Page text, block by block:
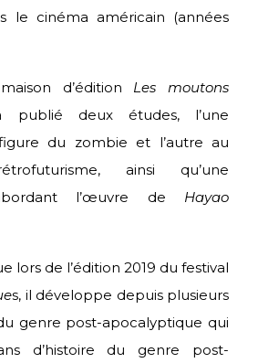
le cinéma américain (années
d’édition Les moutons
deux études, l’une
du zombie et l’autre au
ainsi qu’une
l’œuvre de Hayao
lors de l’édition 2019 du festival
s, il développe depuis plusieurs
genre post-apocalyptique qui
d’histoire du genre post-